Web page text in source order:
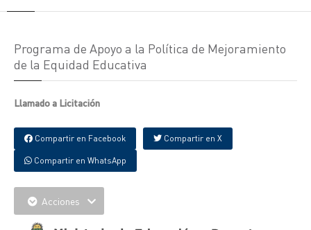
Programa de Apoyo a la Política de Mejoramiento
de la Equidad Educativa
Llamado a Licitación
Compartir en Facebook Compartir en X
Compartir en WhatsApp
Acciones